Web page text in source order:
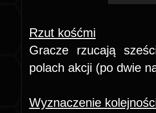
Rzut kośćmi
Gracze rzucają
polach akcji (po dwie
Wyznaczenie